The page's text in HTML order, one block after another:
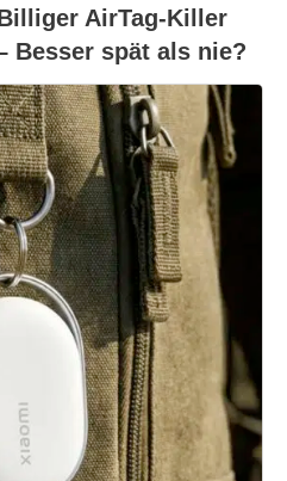
AirTag-Killer
Besser spät als nie?